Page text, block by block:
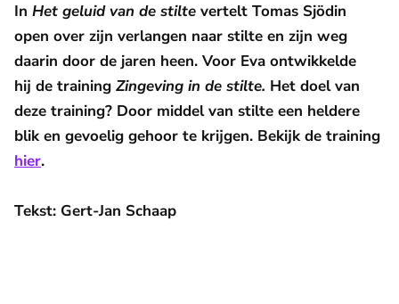
In Het geluid van de stilte vertelt Tomas Sjödin
open over zijn verlangen naar stilte en zijn weg
daarin door de jaren heen. Voor Eva ontwikkelde
hij de training Zingeving in de stilte. Het doel van
deze training? Door middel van stilte een heldere
blik en gevoelig gehoor te krijgen. Bekijk de training
hier.
Tekst: Gert-Jan Schaap